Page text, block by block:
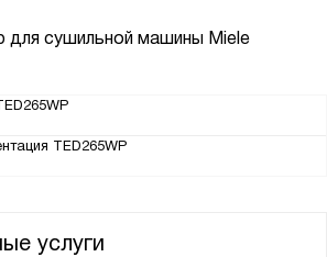
для сушильной машины Miele
TED265WP
услуги